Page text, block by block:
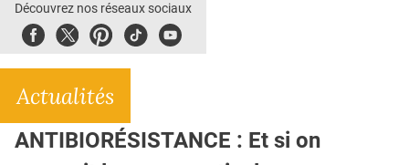
E-REVUE SAD
THÉMA
Découvrez nos réseaux sociaux
FacebookTwitterPinterest
TiktokYoubute
Actualités
ANTIBIORÉSISTANCE : Et si on